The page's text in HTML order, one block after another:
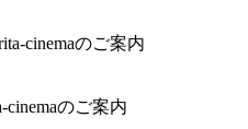
cinemaのご案内